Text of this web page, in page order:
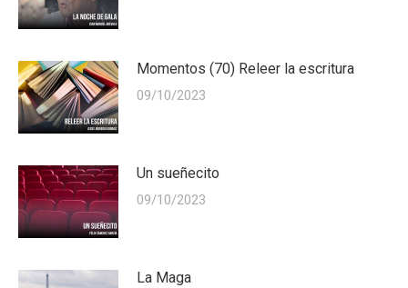
Momentos (70) Releer la escritura
09/10/2023
Un sueñecito
09/10/2023
La Maga